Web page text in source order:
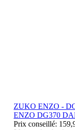
ZUKO ENZO -
ENZO DG370
Prix conseillé: